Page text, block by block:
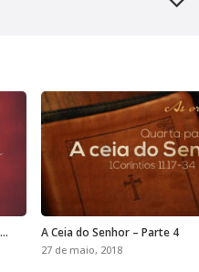
A Ceia do Senhor – Parte 4
27 de maio, 2018